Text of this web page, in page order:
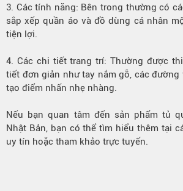
3. Các tính năng: Bên trong thường có
sắp xếp quần áo và đồ dùng cá nhân
tiện lợi.
4. Các chi tiết trang trí: Thường được
tiết đơn giản như tay nắm gỗ, các đường
tạo điểm nhấn nhẹ nhàng.
Nếu bạn quan tâm đến sản phẩm tủ
Nhật Bản, bạn có thể tìm hiểu thêm tại
uy tín hoặc tham khảo trực tuyến.